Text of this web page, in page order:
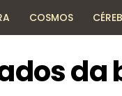
COSMOS
da